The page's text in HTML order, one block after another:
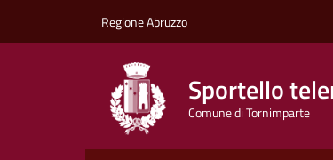
Regione Abruzzo
Sportello
Comune di Tornimparte